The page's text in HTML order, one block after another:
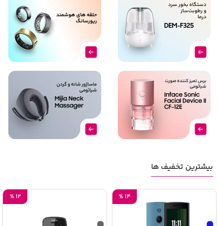
بیشترین تخفیف ها
14
%
12
%